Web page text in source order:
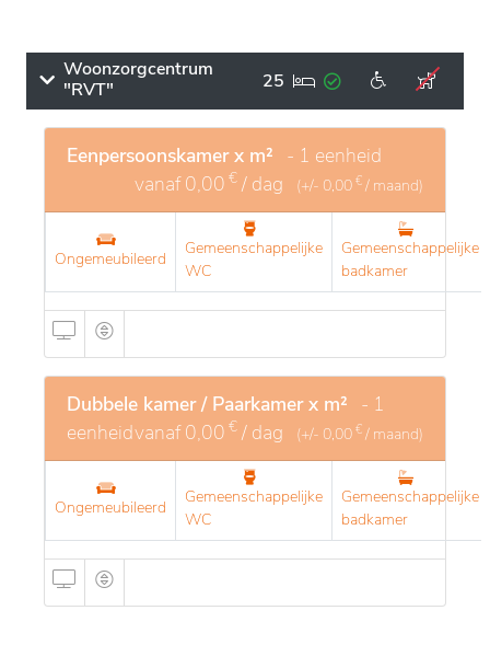
Woonzorgcentrum
"RVT"
25
Eenpersoonskamer x m² - 1 eenheid
vanaf0,00 € / dag (+/- 0,00 € / maand)
Ongemeubileerd
Gemeenschappelijke
WC
Gemeenschappelijke
badkamer
Dubbele kamer / Paarkamer x m² - 1
eenheidvanaf0,00 € / dag (+/- 0,00 € / maand)
Ongemeubileerd
Gemeenschappelijke
WC
Gemeenschappelijke
badkamer